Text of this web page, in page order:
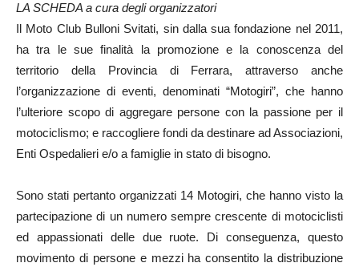
LA SCHEDA a cura degli organizzatori
Il Moto Club Bulloni Svitati, sin dalla sua fondazione nel 2011,
ha tra le sue finalità la promozione e la conoscenza del
territorio della Provincia di Ferrara, attraverso anche
l’organizzazione di eventi, denominati “Motogiri”, che hanno
l’ulteriore scopo di aggregare persone con la passione per il
motociclismo; e raccogliere fondi da destinare ad Associazioni,
Enti Ospedalieri e/o a famiglie in stato di bisogno.
Sono stati pertanto organizzati 14 Motogiri, che hanno visto la
partecipazione di un numero sempre crescente di motociclisti
ed appassionati delle due ruote. Di conseguenza, questo
movimento di persone e mezzi ha consentito la distribuzione